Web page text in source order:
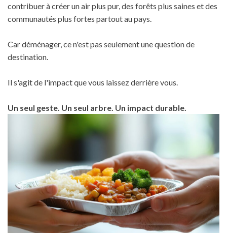
contribuer à créer un air plus pur, des forêts plus saines et des
communautés plus fortes partout au pays.
Car déménager, ce n'est pas seulement une question de
destination.
Il s'agit de l'impact que vous laissez derrière vous.
Un seul geste. Un seul arbre. Un impact durable.